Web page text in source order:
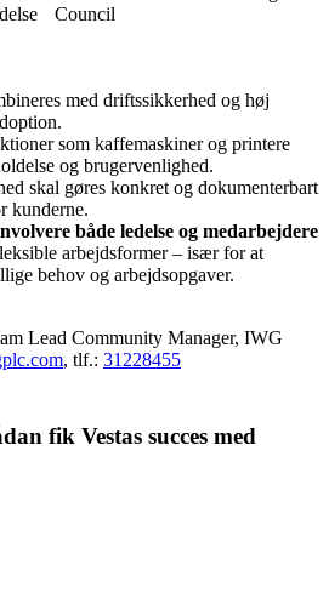
Council
med driftssikkerhed og høj
som kaffemaskiner og printere
og brugervenlighed.
skal gøres konkret og dokumenterbart
kunderne.
både ledelse og medarbejdere
arbejdsformer – især for at
behov og arbejdsopgaver.
Lead Community Manager, IWG
, tlf.: 31228455
fik Vestas succes med